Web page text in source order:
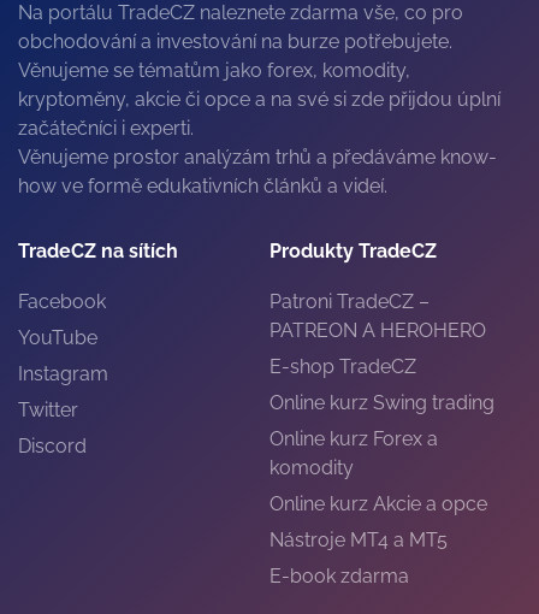
Na portálu TradeCZ naleznete zdarma vše, co pro
obchodování a investování na burze potřebujete.
Věnujeme se tématům jako forex, komodity,
kryptoměny, akcie či opce a na své si zde přijdou úplní
začátečníci i experti.
Věnujeme prostor analýzám trhů a předáváme know-
how ve formě edukativních článků a videí.
TradeCZ na sítích
Facebook
YouTube
Instagram
Twitter
Discord
Produkty TradeCZ
Patroni TradeCZ –
PATREON A HEROHERO
E-shop TradeCZ
Online kurz Swing trading
Online kurz Forex a
komodity
Online kurz Akcie a opce
Nástroje MT4 a MT5
E-book zdarma